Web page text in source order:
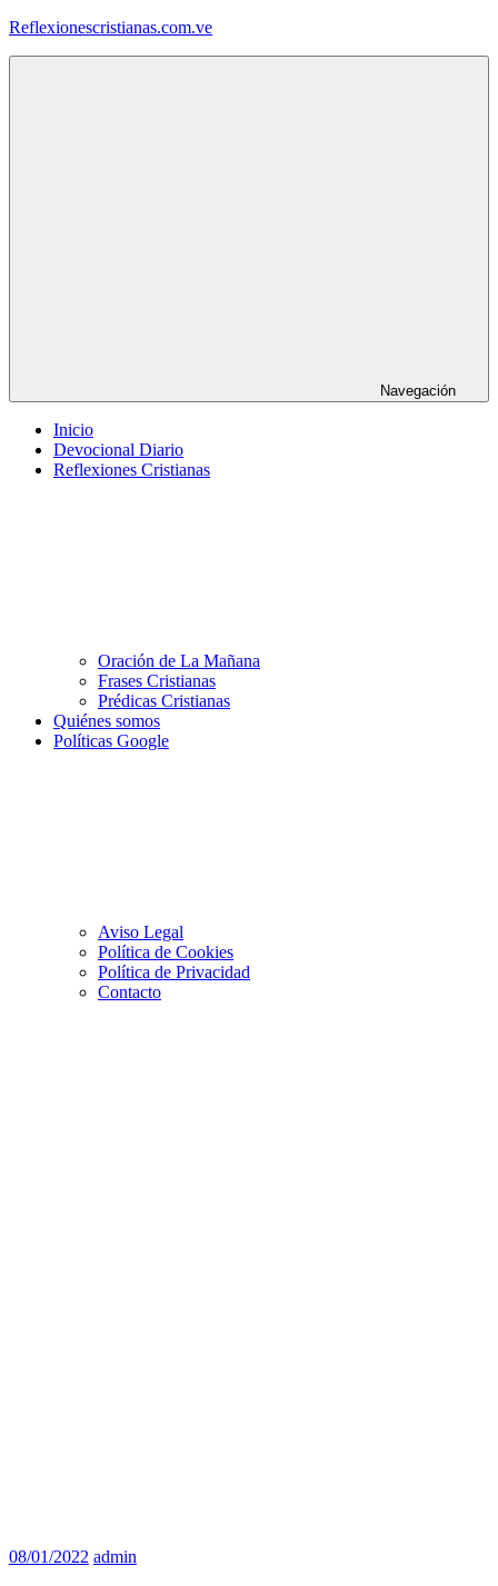
Saltar
Reflexionescristianas.com.ve
Navegación
Inicio
Devocional Diario
Reflexiones Cristianas
Oración de La Mañana
Frases Cristianas
Prédicas Cristianas
Quiénes somos
Políticas Google
Aviso Legal
Política de Cookies
Política de Privacidad
Contacto
08/01/2022 admin